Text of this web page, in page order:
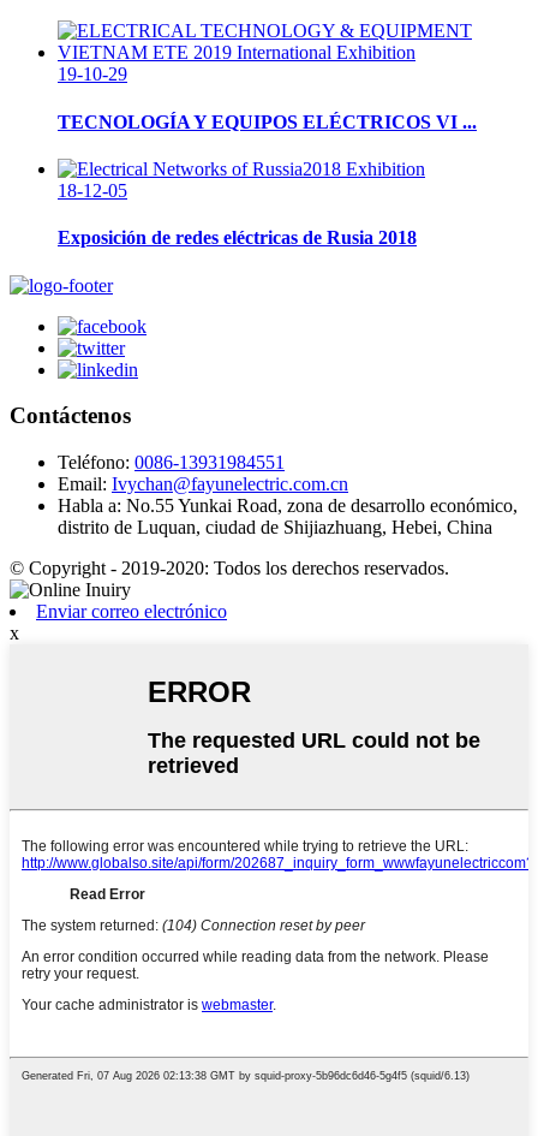
19-10-29
TECNOLOGÍA Y EQUIPOS ELÉCTRICOS VI ...
18-12-05
Exposición de redes eléctricas de Rusia 2018
Contáctenos
Teléfono: 0086-13931984551
Email: Ivychan@fayunelectric.com.cn
Habla a: No.55 Yunkai Road, zona de desarrollo económico,
distrito de Luquan, ciudad de Shijiazhuang, Hebei, China
© Copyright - 2019-2020: Todos los derechos reservados.
Enviar correo electrónico
x